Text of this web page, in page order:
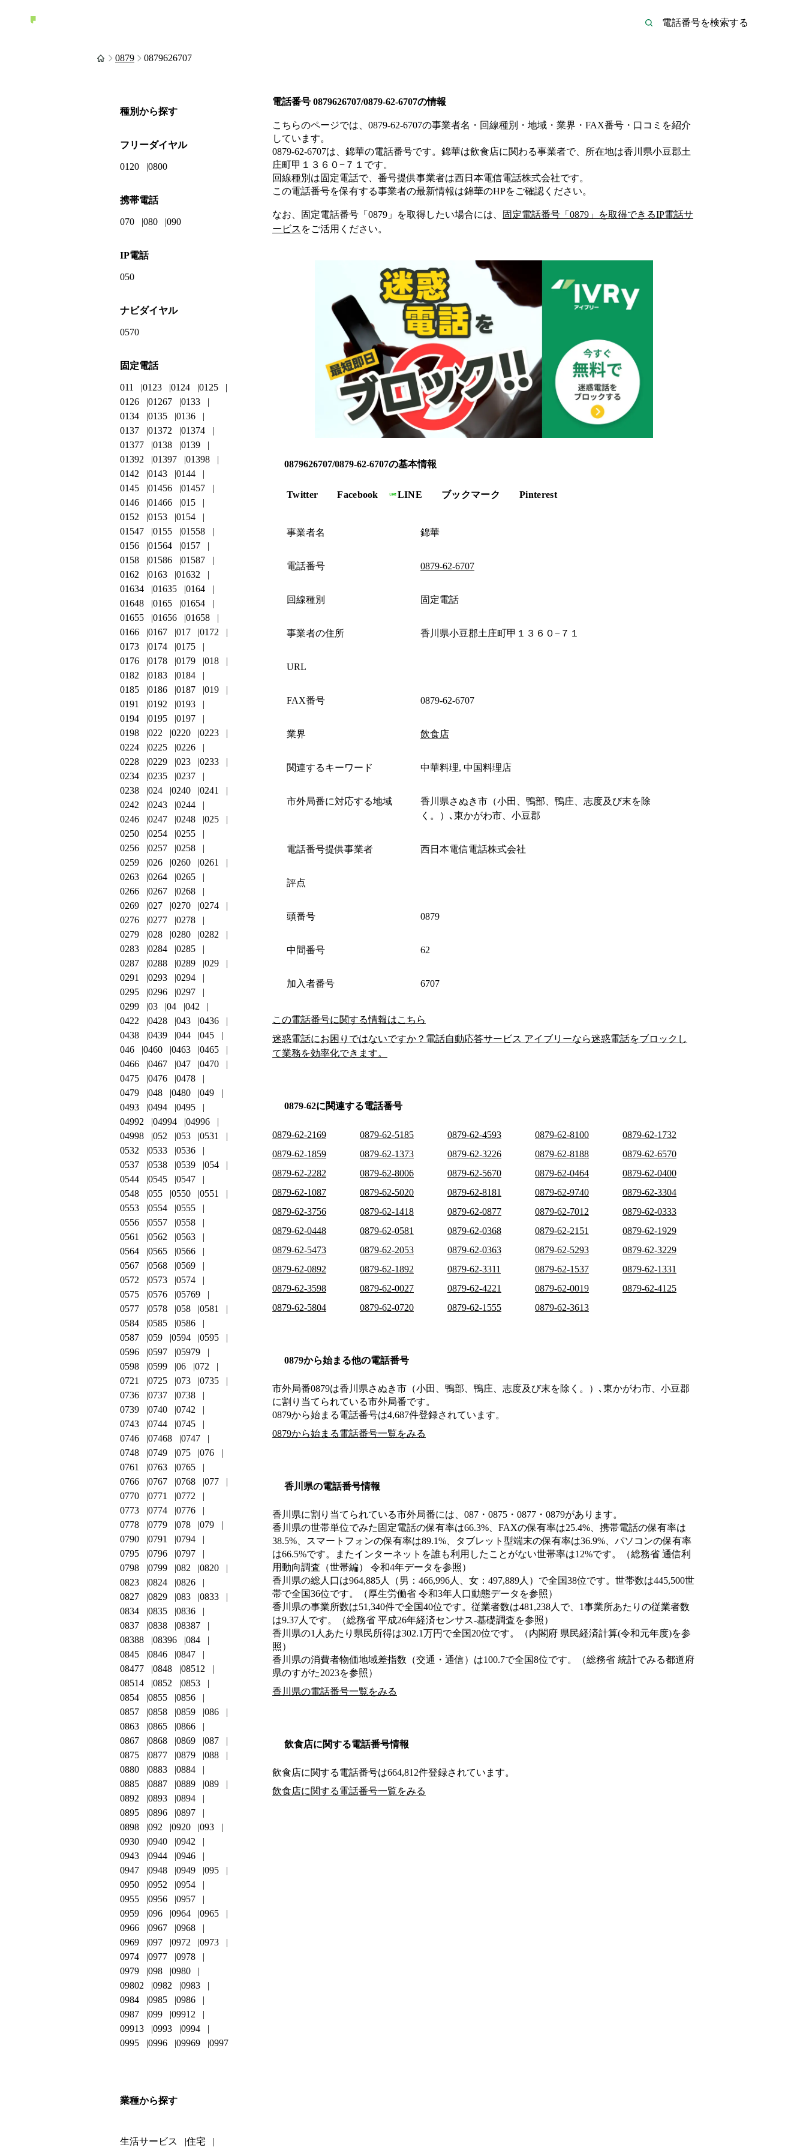
0879 0879626707
電話番号 0879626707/0879-62-6707の情報
こちらのページでは、 0879-62-6707の事業者名・回線種別・地域・業界・FAX番号・口コミを紹介
しています。
0879-62-6707は、 錦華の電話番号です。 錦華は飲食店に関わる事業者で、所在地は香川県小豆郡土
庄町甲１３６０−７１ です。
回線種別は固定電話で、番号提供事業者は西日本電信電話株式会社です。
この電話番号を保有する事業者の最新情報は錦華のHPをご確認ください。
なお、固定電話番号「 0879 」を取得したい場合には、 固定電話番号「 0879 」を取得できるIP電話サ
ービス をご活用ください。
0879626707/0879-62-6707の基本情報
Twitter Facebook LINE ブックマーク Pinterest
事業者名 錦華
電話番号 0879-62-6707
回線種別 固定電話
事業者の住所 香川県小豆郡土庄町甲１３６０−７１
URL
FAX番号 0879-62-6707
業界 飲食店
関連するキーワード 中華料理, 中国料理店
市外局番に対応する地域
香川県さぬき市（小田、鴨部、鴨庄、志度及び末を除
く。）､東かがわ市、小豆郡
電話番号提供事業者 西日本電信電話株式会社
評点
頭番号 0879
中間番号 62
加入者番号 6707
この電話番号に関する情報はこちら
迷惑電話にお困りではないですか？電話自動応答サービス アイブリーなら迷惑電話をブロックし
て業務を効率化できます。
0879-62に関連する電話番号
0879-62-2169 0879-62-5185 0879-62-4593 0879-62-8100
0879-62-1732
0879-62-1859
0879-62-1373 0879-62-3226 0879-62-8188
0879-62-6570
0879-62-2282
0879-62-8006 0879-62-5670 0879-62-0464
0879-62-0400
0879-62-1087
0879-62-5020 0879-62-8181 0879-62-9740
0879-62-3304
0879-62-3756
0879-62-1418 0879-62-0877 0879-62-7012
0879-62-0333
0879-62-0448
0879-62-0581 0879-62-0368 0879-62-2151
0879-62-1929
0879-62-5473
0879-62-2053 0879-62-0363 0879-62-5293
0879-62-3229
0879-62-0892
0879-62-1892 0879-62-3311 0879-62-1537
0879-62-1331
0879-62-3598
0879-62-0027 0879-62-4221 0879-62-0019
0879-62-4125
0879-62-5804
0879-62-0720 0879-62-1555 0879-62-3613
0879から始まる他の電話番号
市外局番0879は香川県さぬき市（小田、鴨部、鴨庄、志度及び末を除く。）､東かがわ市、小豆郡
に割り当てられている市外局番です。
0879から始まる電話番号は4,687件登録されています。
0879から始まる電話番号一覧をみる
香川県の電話番号情報
香川県に割り当てられている市外局番には、087・0875・0877・0879があります。
香川県の世帯単位でみた固定電話の保有率は66.3%、FAXの保有率は25.4%、携帯電話の保有率は
38.5%、スマートフォンの保有率は89.1%、タブレット型端末の保有率は36.9%、パソコンの保有率
は66.5%です。またインターネットを誰も利用したことがない世帯率は12%です。（総務省 通信利
用動向調査（世帯編） 令和4年データを参照）
香川県の総人口は964,885人（男：466,996人、女：497,889人）で全国38位です。世帯数は445,500世
帯で全国36位です。（厚生労働省 令和3年人口動態データを参照）
香川県の事業所数は51,340件で全国40位です。従業者数は481,238人で、1事業所あたりの従業者数
は9.37人です。（総務省 平成26年経済センサス‐基礎調査を参照）
香川県の1人あたり県民所得は302.1万円で全国20位です。（内閣府 県民経済計算(令和元年度)を参
照）
香川県の消費者物価地域差指数（交通・通信）は100.7で全国8位です。（総務省 統計でみる都道府
県のすがた2023を参照）
香川県の電話番号一覧をみる
飲食店に関する電話番号情報
飲食店に関する電話番号は664,812件登録されています。
飲食店に関する電話番号一覧をみる
種別から探す
フリーダイヤル
0120 0800
携帯電話
070 080 090
IP電話
050
ナビダイヤル
0570
固定電話
011 0123 0124
0125
0126
01267
0133
0134
0135
0136
0137
01372
01374
01377
0138
0139
01392
01397
01398
0142
0143
0144
0145
01456
01457
0146
01466
015
0152
0153
0154
01547
0155
01558
0156
01564
0157
0158
01586
01587
0162
0163
01632
01634
01635
0164
01648
0165
01654
01655
01656
01658
0166
0167 017
0172
0173
0174
0175
0176
0178 0179
018
0182
0183
0184
0185
0186 0187
019
0191
0192
0193
0194
0195
0197
0198
022 0220
0223
0224
0225
0226
0228
0229 023
0233
0234
0235
0237
0238
024 0240
0241
0242
0243
0244
0246
0247 0248
025
0250
0254
0255
0256
0257
0258
0259
026 0260
0261
0263
0264
0265
0266
0267
0268
0269
027 0270
0274
0276
0277
0278
0279
028 0280
0282
0283
0284
0285
0287
0288 0289
029
0291
0293
0294
0295
0296
0297
0299
03 04
042
0422
0428 043
0436
0438
0439 044
045
046
0460 0463
0465
0466
0467 047
0470
0475
0476
0478
0479
048 0480
049
0493
0494
0495
04992
04994
04996
04998
052 053
0531
0532
0533
0536
0537
0538 0539
054
0544
0545
0547
0548
055 0550
0551
0553
0554
0555
0556
0557
0558
0561
0562
0563
0564
0565
0566
0567
0568
0569
0572
0573
0574
0575
0576
05769
0577
0578 058
0581
0584
0585
0586
0587
059 0594
0595
0596
0597
05979
0598
0599 06
072
0721
0725 073
0735
0736
0737
0738
0739
0740
0742
0743
0744
0745
0746
07468
0747
0748
0749 075
076
0761
0763
0765
0766
0767 0768
077
0770
0771
0772
0773
0774
0776
0778
0779 078
079
0790
0791
0794
0795
0796
0797
0798
0799 082
0820
0823
0824
0826
0827
0829 083
0833
0834
0835
0836
0837
0838
08387
08388
08396
084
0845
0846
0847
08477
0848
08512
08514
0852
0853
0854
0855
0856
0857
0858 0859
086
0863
0865
0866
0867
0868 0869
087
0875
0877 0879
088
0880
0883
0884
0885
0887 0889
089
0892
0893
0894
0895
0896
0897
0898
092 0920
093
0930
0940
0942
0943
0944
0946
0947
0948 0949
095
0950
0952
0954
0955
0956
0957
0959
096 0964
0965
0966
0967
0968
0969
097 0972
0973
0974
0977
0978
0979
098
0980
09802
0982
0983
0984
0985
0986
0987
099
09912
09913
0993
0994
0995
0996 09969 0997
業種から探す
生活サービス 住宅